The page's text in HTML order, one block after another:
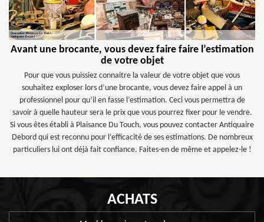
Avant une brocante, vous devez faire faire l’estimation
de votre objet
Pour que vous puissiez connaitre la valeur de votre objet que vous
souhaitez exploser lors d’une brocante, vous devez faire appel à un
professionnel pour qu’il en fasse l’estimation. Ceci vous permettra de
savoir à quelle hauteur sera le prix que vous pourrez fixer pour le vendre.
Si vous êtes établi à Plaisance Du Touch, vous pouvez contacter Antiquaire
Debord qui est reconnu pour l’efficacité de ses estimations. De nombreux
particuliers lui ont déjà fait confiance. Faites-en de même et appelez-le !
ACHATS